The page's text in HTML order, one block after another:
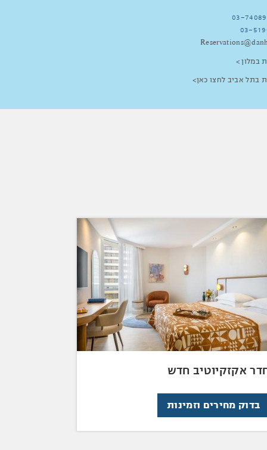
03-
03-
במלון >
בתל אביב לחצו כאן>
אקזקיוטיב חדש
בדוק מחירים וזמינות